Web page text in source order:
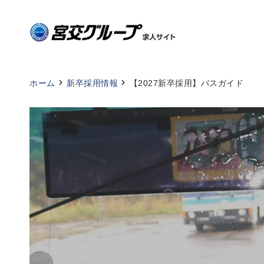
ホーム 新卒採用情報 【2027新卒採用】バスガイド